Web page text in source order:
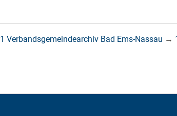
1 Verbandsgemeindearchiv Bad Ems-Nassau →